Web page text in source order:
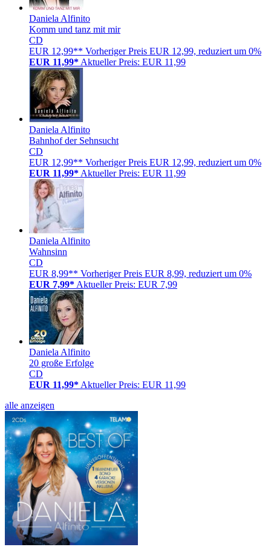
Daniela Alfinito
Komm und tanz mit mir
CD
EUR 12,99** Vorheriger Preis EUR 12,99, reduziert um 0%
EUR 11,99* Aktueller Preis: EUR 11,99
Daniela Alfinito
Bahnhof der Sehnsucht
CD
EUR 12,99** Vorheriger Preis EUR 12,99, reduziert um 0%
EUR 11,99* Aktueller Preis: EUR 11,99
Daniela Alfinito
Wahnsinn
CD
EUR 8,99** Vorheriger Preis EUR 8,99, reduziert um 0%
EUR 7,99* Aktueller Preis: EUR 7,99
Daniela Alfinito
20 große Erfolge
CD
EUR 11,99* Aktueller Preis: EUR 11,99
alle anzeigen